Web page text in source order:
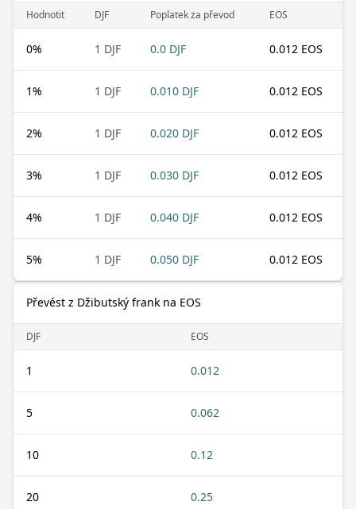
Hodnotit DJF Poplatek za převod EOS
0% 1 DJF 0.0 DJF 0.012 EOS
1% 1 DJF 0.010 DJF 0.012 EOS
2% 1 DJF 0.020 DJF 0.012 EOS
3% 1 DJF 0.030 DJF 0.012 EOS
4% 1 DJF 0.040 DJF 0.012 EOS
5% 1 DJF 0.050 DJF 0.012 EOS
Převést z Džibutský frank na EOS
DJF EOS
1 0.012
5 0.062
10 0.12
20 0.25